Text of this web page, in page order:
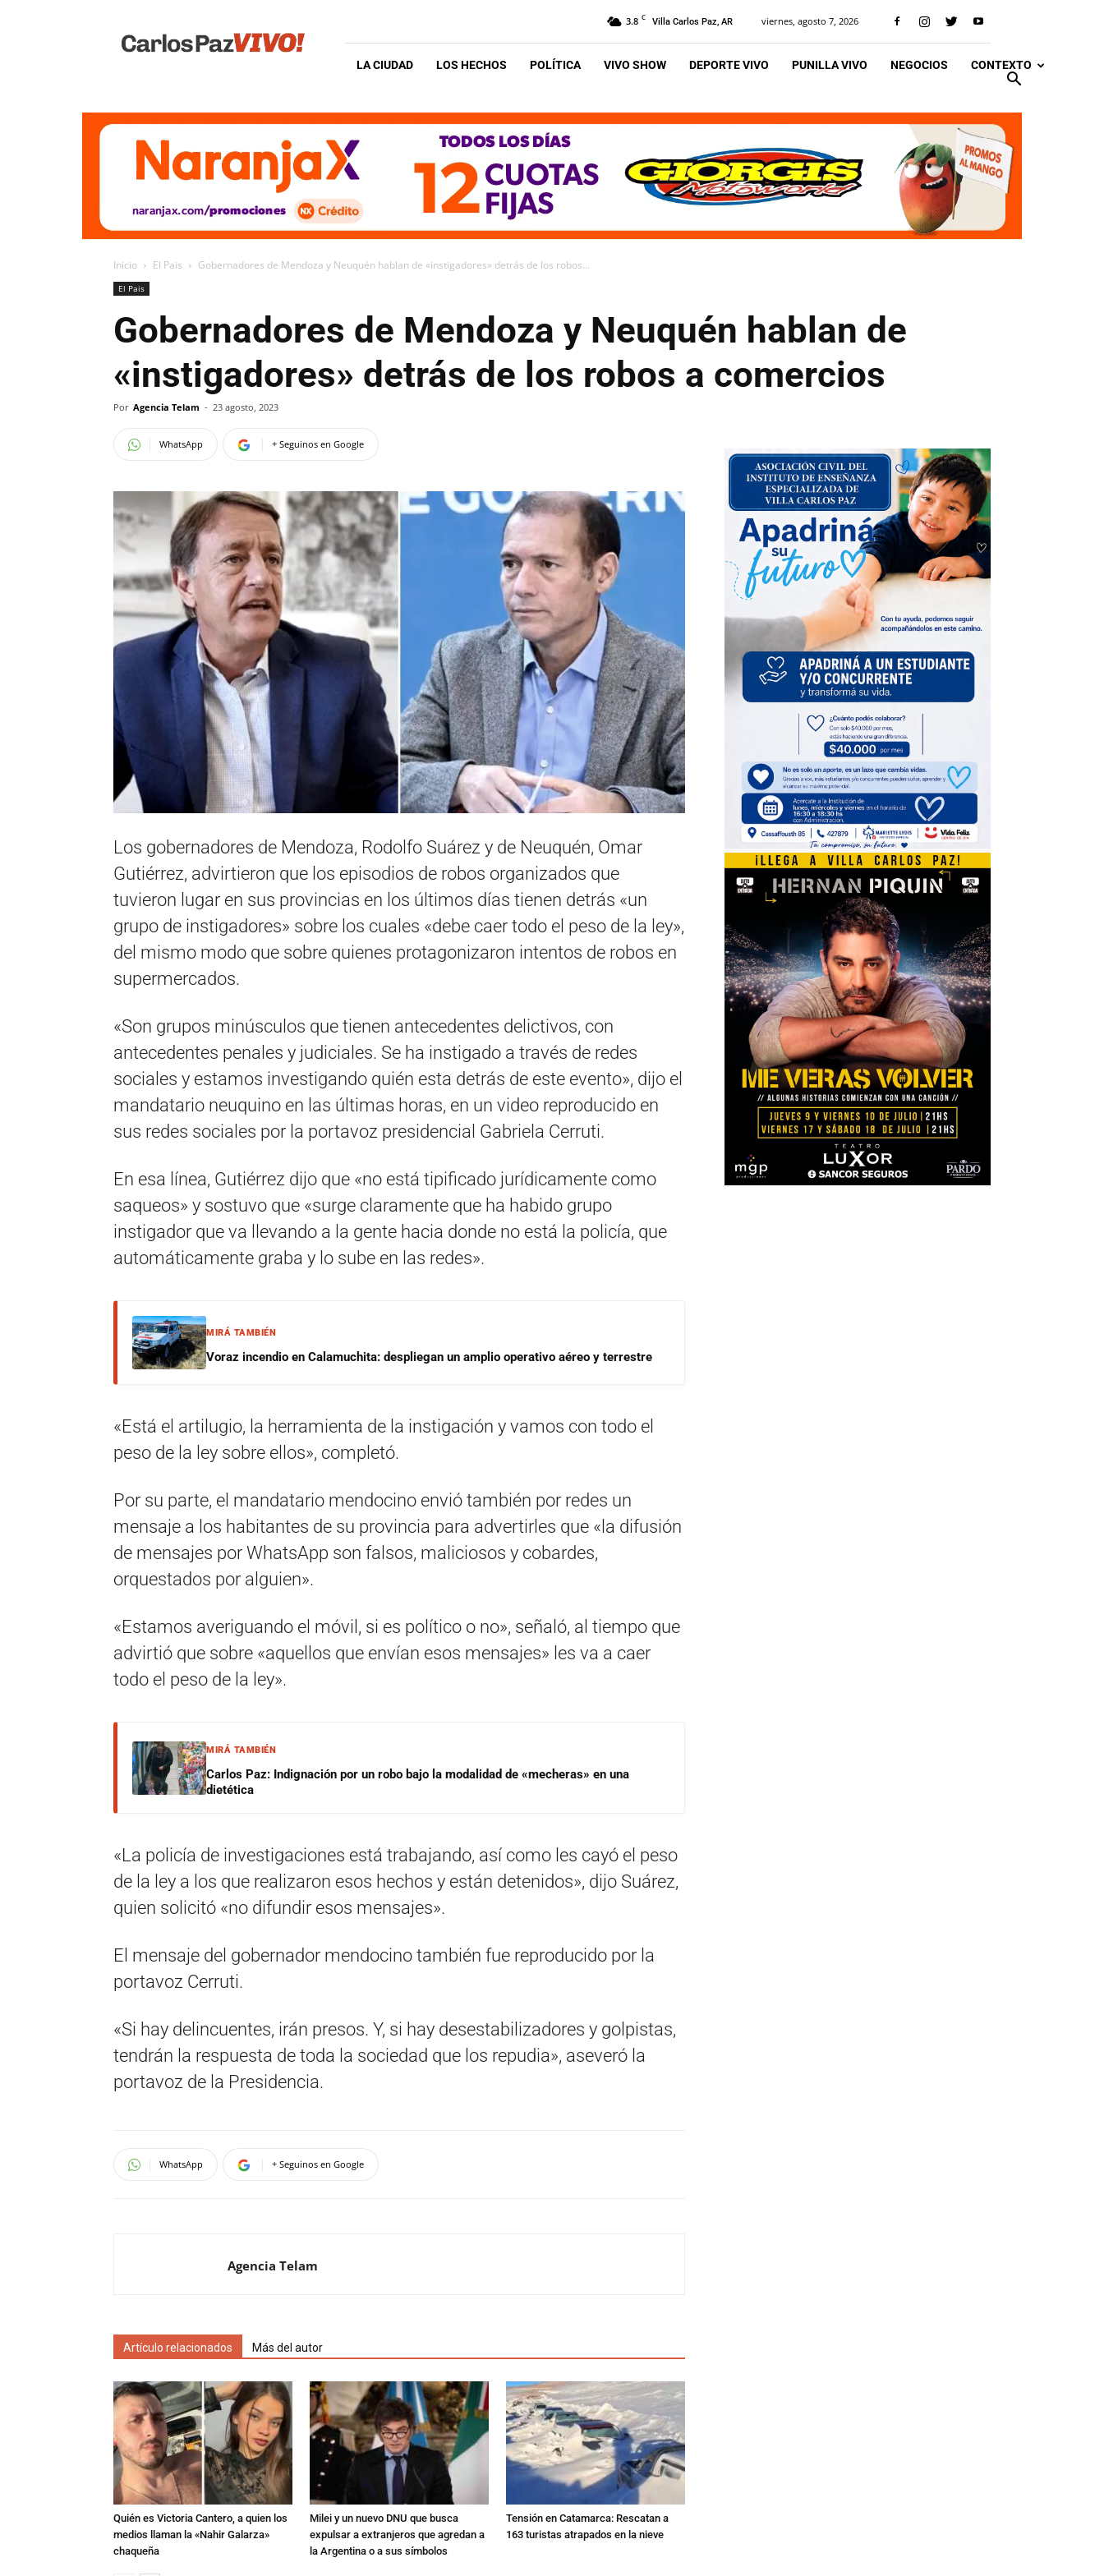
Vivo
3.8 C Villa Carlos Paz, AR viernes, agosto 7, 2026
LA CIUDAD LOS HECHOS POLÍTICA VIVO SHOW DEPORTE VIVO PUNILLA VIVO NEGOCIOS CONTEXTO
Inicio El Pais Gobernadores de Mendoza y Neuquén hablan de «instigadores» detrás de los robos...
El Pais
Gobernadores de Mendoza y Neuquén hablan de
«instigadores» detrás de los robos a comercios
Por Agencia Telam - 23 agosto, 2023
WhatsApp + Seguinos en Google
Los gobernadores de Mendoza, Rodolfo Suárez y de Neuquén, Omar
Gutiérrez, advirtieron que los episodios de robos organizados que
tuvieron lugar en sus provincias en los últimos días tienen detrás «un
grupo de instigadores» sobre los cuales «debe caer todo el peso de la ley»,
del mismo modo que sobre quienes protagonizaron intentos de robos en
supermercados.
«Son grupos minúsculos que tienen antecedentes delictivos, con
antecedentes penales y judiciales. Se ha instigado a través de redes
sociales y estamos investigando quién esta detrás de este evento», dijo el
mandatario neuquino en las últimas horas, en un video reproducido en
sus redes sociales por la portavoz presidencial Gabriela Cerruti.
En esa línea, Gutiérrez dijo que «no está tipificado jurídicamente como
saqueos» y sostuvo que «surge claramente que ha habido grupo
instigador que va llevando a la gente hacia donde no está la policía, que
automáticamente graba y lo sube en las redes».
MIRÁ TAMBIÉN
Voraz incendio en Calamuchita: despliegan un amplio operativo aéreo y terrestre
«Está el artilugio, la herramienta de la instigación y vamos con todo el
peso de la ley sobre ellos», completó.
Por su parte, el mandatario mendocino envió también por redes un
mensaje a los habitantes de su provincia para advertirles que «la difusión
de mensajes por WhatsApp son falsos, maliciosos y cobardes,
orquestados por alguien».
«Estamos averiguando el móvil, si es político o no», señaló, al tiempo que
advirtió que sobre «aquellos que envían esos mensajes» les va a caer
todo el peso de la ley».
MIRÁ TAMBIÉN
Carlos Paz: Indignación por un robo bajo la modalidad de «mecheras» en una
dietética
«La policía de investigaciones está trabajando, así como les cayó el peso
de la ley a los que realizaron esos hechos y están detenidos», dijo Suárez,
quien solicitó «no difundir esos mensajes».
El mensaje del gobernador mendocino también fue reproducido por la
portavoz Cerruti.
«Si hay delincuentes, irán presos. Y, si hay desestabilizadores y golpistas,
tendrán la respuesta de toda la sociedad que los repudia», aseveró la
portavoz de la Presidencia.
WhatsApp + Seguinos en Google
Agencia Telam
Artículo relacionados Más del autor
Quién es Victoria Cantero, a quien los
medios llaman la «Nahir Galarza»
chaqueña
Milei y un nuevo DNU que busca
expulsar a extranjeros que agredan a
la Argentina o a sus símbolos
Tensión en Catamarca: Rescatan a
163 turistas atrapados en la nieve